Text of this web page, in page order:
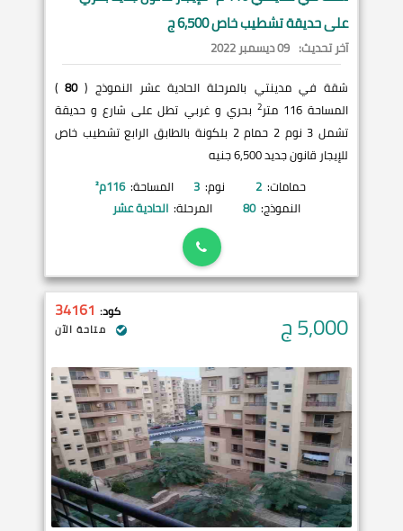
على حديقة تشطيب خاص 6,500 ج
آخر تحديث: 09 ديسمبر 2022
شقة في مدينتي بالمرحلة الحادية عشر النموذج (80
)
المساحة 116 متر
2 بحري و غربي تطل على شارع و حديقة
تشمل 3 نوم 2 حمام 2 بلكونة بالطابق الرابع تشطيب خاص
للإيجار قانون جديد 6,500 جنيه
حمامات: 2 نوم: 3 المساحة: 116م²
النموذج: 80 المرحلة: الحادية عشر
5,000ج كود: 34161
متاحة الآن